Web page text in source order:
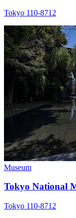
Tokyo 110-8712
Museum
Tokyo National
Tokyo 110-8712